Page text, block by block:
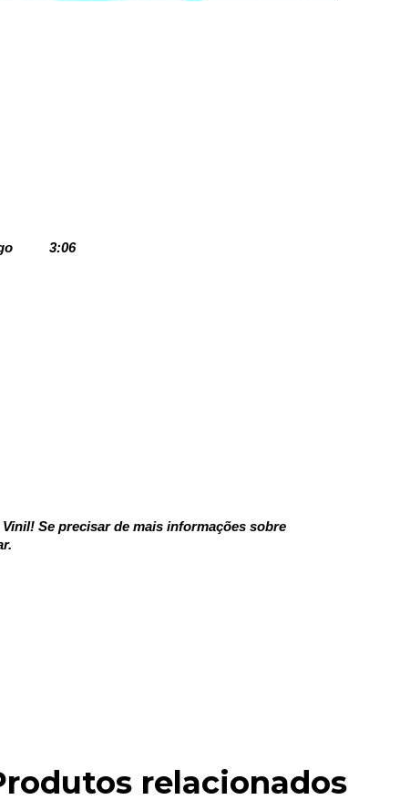
3:06
Se precisar de mais informações sobre
relacionados